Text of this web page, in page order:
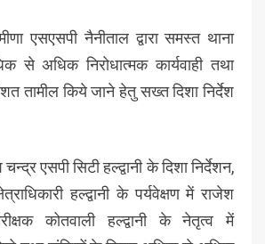
एसएसपी नैनीताल द्वारा समस्त थाना
से अधिक निरोधात्मक कार्यवाही तथा
तामील किये जाने हेतु सख्त दिशा निर्देश
एसपी सिटी हल्द्वानी के दिशा निर्देशन,
हल्द्वानी के पर्यवेक्षण में राजेश
कोतवाली हल्द्वानी के नेतृत्व में